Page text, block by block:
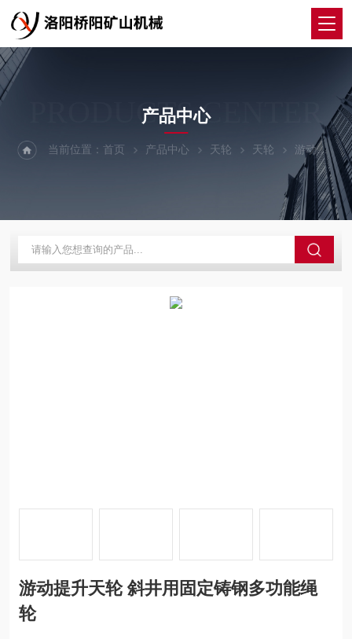
PRODUCTS CENTER
产品中心
当前位置：首页 产品中心 天轮 天轮 游动提升天轮 斜井用固定铸钢多功能绳轮
游动提升天轮 斜井用固定铸钢多功能绳
轮